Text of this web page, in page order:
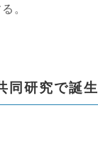
。
同研究で誕生